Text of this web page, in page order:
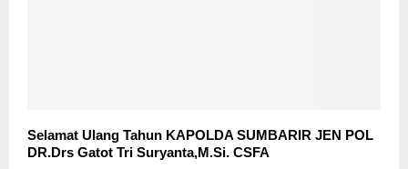
Selamat Ulang Tahun KAPOLDA SUMBARIR JEN POL
DR.Drs Gatot Tri Suryanta,M.Si. CSFA